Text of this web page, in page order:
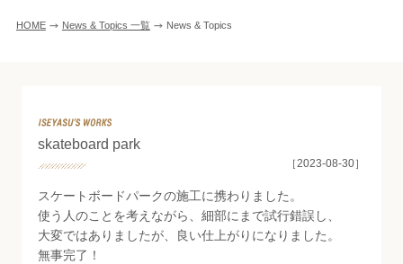
HOME News & Topics 一覧 News & Topics
skateboard park
［2023-08-30］
スケートボードパークの施工に携わりました。
使う人のことを考えながら、細部にまで試行錯誤し、
大変ではありましたが、良い仕上がりになりました。
無事完了！